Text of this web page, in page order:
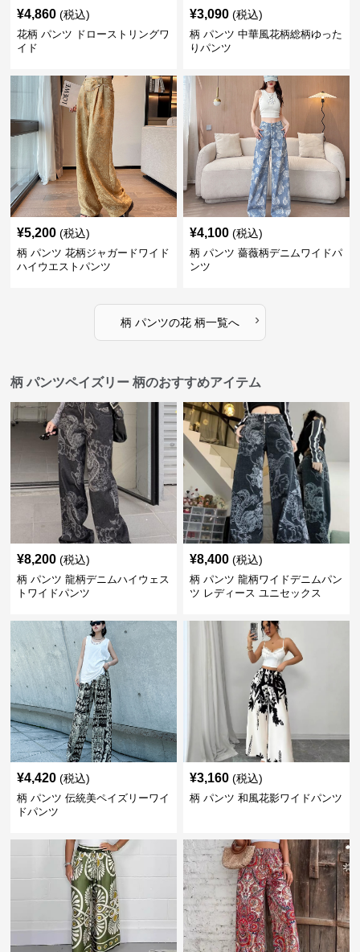
¥4,860 (税込)
花柄 パンツ ドローストリングワ
イド
¥3,090 (税込)
柄 パンツ 中華風花柄総柄ゆった
りパンツ
¥5,200 (税込)
柄 パンツ 花柄ジャガードワイド
ハイウエストパンツ
¥4,100 (税込)
柄 パンツ 薔薇柄デニムワイドパ
ンツ
柄 パンツの花 柄一覧へ ›
柄 パンツペイズリー 柄のおすすめアイテム
¥8,200 (税込)
柄 パンツ 龍柄デニムハイウェス
トワイドパンツ
¥8,400 (税込)
柄 パンツ 龍柄ワイドデニムパン
ツ レディース ユニセックス
¥4,420 (税込)
柄 パンツ 伝統美ペイズリーワイ
ドパンツ
¥3,160 (税込)
柄 パンツ 和風花影ワイドパンツ